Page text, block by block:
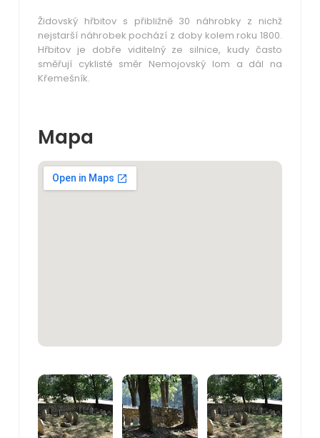
Židovský hřbitov s přibližně 30 náhrobky z nichž
nejstarší náhrobek pochází z doby kolem roku 1800.
Hřbitov je dobře viditelný ze silnice, kudy často
směřují cyklisté směr Nemojovský lom a dál na
Křemešník.
Mapa